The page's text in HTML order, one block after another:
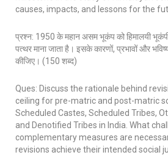
causes, impacts, and lessons for the
प्रश्न: 1950 के महान असम भूकंप को हिमालयी
पत्थर माना जाता है। इसके कारणों, प्रभावों और
कीजिए। (150 शब्द)
Ques: Discuss the rationale behind
ceiling for pre-matric and post-matric
Scheduled Castes, Scheduled Tribes,
and Denotified Tribes in India. What
complementary measures are
revisions achieve their intended social